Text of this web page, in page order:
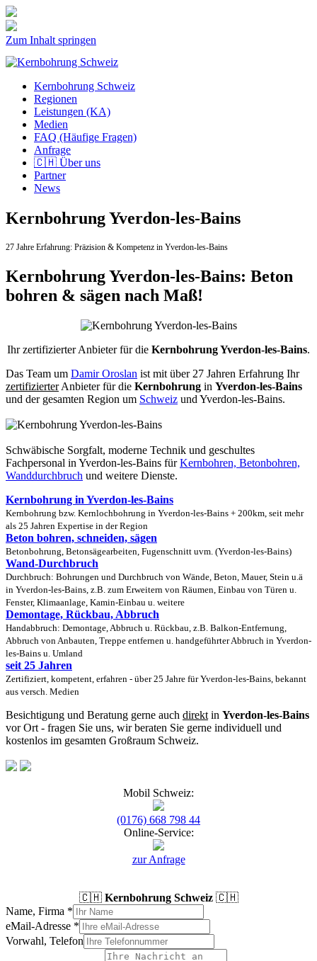
Zum Inhalt springen
Kernbohrung Schweiz
Regionen
Leistungen (KA)
Medien
FAQ (Häufige Fragen)
Anfrage
🇨🇭 Über uns
Partner
News
Kernbohrung Yverdon-les-Bains
27 Jahre Erfahrung: Präzision & Kompetenz in Yverdon-les-Bains
Kernbohrung Yverdon-les-Bains: Beton
bohren & sägen nach Maß!
Ihr zertifizierter Anbieter für die Kernbohrung Yverdon-les-Bains.
Das Team um Damir Oroslan ist mit über 27 Jahren Erfahrung Ihr
zertifizierterAnbieter für die Kernbohrung in Yverdon-les-Bains
und der gesamten Region um Schweiz und Yverdon-les-Bains.
Schwäbische Sorgfalt, moderne Technik und geschultes
Fachpersonal in Yverdon-les-Bains fürKernbohren, Betonbohren,
Wanddurchbruch und weitere Dienste.
Kernbohrung in Yverdon-les-Bains
Kernbohrung bzw. Kernlochbohrung in Yverdon-les-Bains + 200km, seit mehr
als 25 Jahren Expertise in der Region
Beton bohren, schneiden, sägen
Betonbohrung, Betonsägearbeiten, Fugenschnitt uvm. (Yverdon-les-Bains)
Wand-Durchbruch
Durchbruch: Bohrungen und Durchbruch von Wände, Beton, Mauer, Stein u.ä
in Yverdon-les-Bains, z.B. zum Erweitern von Räumen, Einbau von Türen u.
Fenster, Klimaanlage, Kamin-Einbau u. weitere
Demontage, Rückbau, Abbruch
Handabbruch: Demontage, Abbruch u. Rückbau, z.B. Balkon-Entfernung,
Abbruch von Anbauten, Treppe entfernen u. handgeführter Abbruch in Yverdon-
les-Bains u. Umland
seit 25 Jahren
Zertifiziert, kompetent, erfahren - über 25 Jahre für Yverdon-les-Bains, bekannt
aus versch. Medien
Besichtigung und Beratung gerne auch direkt in Yverdon-les-Bains
vor Ort - fragen Sie uns, wir beraten Sie gerne individuell und
kostenlos im gesamten Großraum Schweiz.
Mobil Schweiz:
(0176) 668 798 44
Online-Service:
zur Anfrage
🇨🇭 Kernbohrung Schweiz🇨🇭
Name, Firma *
eMail-Adresse *
Vorwahl, Telefon